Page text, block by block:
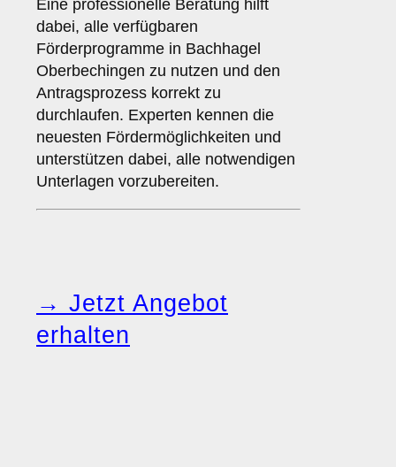
Eine professionelle Beratung hilft
dabei, alle verfügbaren
Förderprogramme in Bachhagel
Oberbechingen zu nutzen und den
Antragsprozess korrekt zu
durchlaufen. Experten kennen die
neuesten Fördermöglichkeiten und
unterstützen dabei, alle notwendigen
Unterlagen vorzubereiten.
→ Jetzt Angebot
erhalten